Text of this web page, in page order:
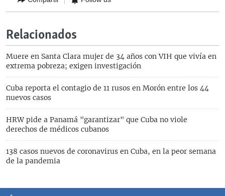
Relacionados
Muere en Santa Clara mujer de 34 años con VIH que vivía en
extrema pobreza; exigen investigación
Cuba reporta el contagio de 11 rusos en Morón entre los 44
nuevos casos
HRW pide a Panamá "garantizar" que Cuba no viole
derechos de médicos cubanos
138 casos nuevos de coronavirus en Cuba, en la peor semana
de la pandemia